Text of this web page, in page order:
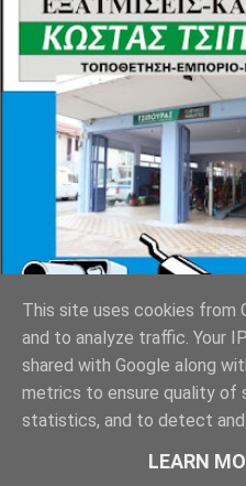
ΚΑΝΕΛΛΟΠΟΥΛΟΣ
This site uses cookies from
and to analyze traffic. Your
shared with Google along
metrics to ensure quality of
statistics, and to detect and
LEARN